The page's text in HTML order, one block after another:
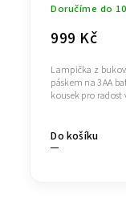
Doručíme do
999 Kč
Do košíku
Lampička z
páskem na 3AA
kousek pro radost